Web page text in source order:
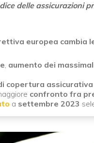
delle assicurazioni
europea cambia
, aumento dei
copertura assicurativa
confronto fra
a settembre 2023